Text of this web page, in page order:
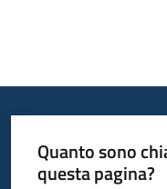
Quanto sono
questa pagina?